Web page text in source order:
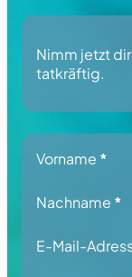
Nimm jetzt
tatkräftig.
Section
Vorname *
Nachname *
E-Mail-